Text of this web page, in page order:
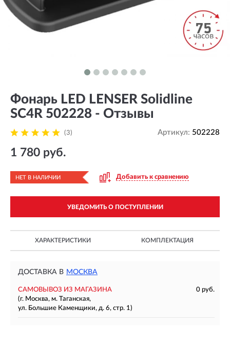
Фонарь LED LENSER Solidline
SC4R 502228 - Отзывы
(3) Артикул: 502228
1 780 руб.
НЕТ В НАЛИЧИИ Добавить к сравнению
УВЕДОМИТЬ О ПОСТУПЛЕНИИ
ХАРАКТЕРИСТИКИ КОМПЛЕКТАЦИЯ
ДОСТАВКА В МОСКВА
САМОВЫВОЗ ИЗ МАГАЗИНА
0 руб.
(г. Москва, м. Таганская,
ул. Большие Каменщики, д. 6, стр. 1)